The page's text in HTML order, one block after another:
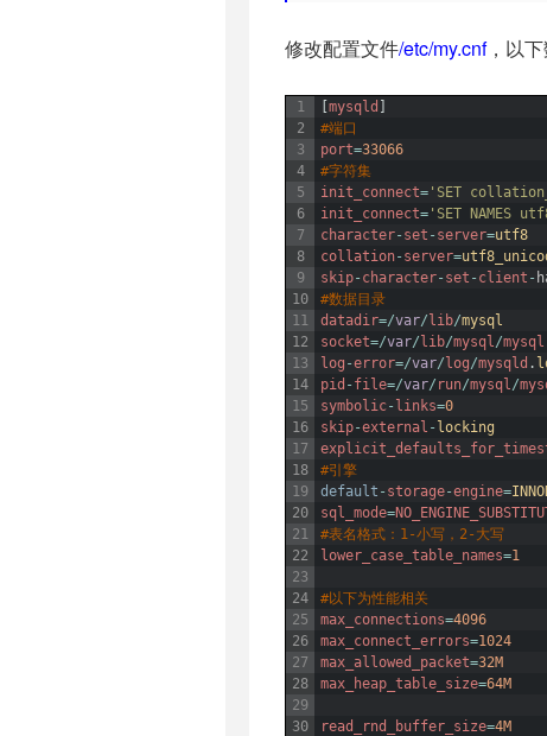
修改配置文件/etc/my.cnf，以
1
2
3
4
5
6
7
8
9
10
11
12
13
14
15
16
17
18
19
20
21
22
23
24
25
26
27
28
29
30
mysqld
#端口
port=33066
#字符集
init_connect= 'SET
init_connect= 'SET NAMES
character- set - server=utf8
collation-server=
skip- character- set - client -
#数据目录
datadir=/var/ lib/mysql
socket=/var/ lib/mysql/mysql
log -error=/var/ log/mysqld .
pid -file=/var/ run/mysql/
symbolic- links=0
skip-external - locking
#引擎
default - storage-engine=
sql_mode=
#表名格式：1-小写，2-大写
lower_case_table_names=1
#以下为性能相关
max_connections=4096
max_connect_errors=1024
max_allowed_packet=32M
max_heap_table_size=64M
read_rnd_buffer_size=4M